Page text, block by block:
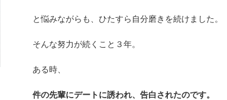
と悩みながらも、ひたすら自分磨きを続けました。
そんな努力が続くこと３年。
ある時、
件の先輩にデートに誘われ、告白されたのです。